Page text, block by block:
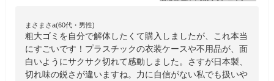
まさまさa(60代・男性)
粗大ゴミを自分で解体したくて購入しましたが、これ本当
にすごいです！プラスチックの衣装ケースや不用品が、面
白いようにサクサク切れて感動しました。さすが日本製、
切れ味の鋭さが違いますね。力に自信がない私でも扱いや